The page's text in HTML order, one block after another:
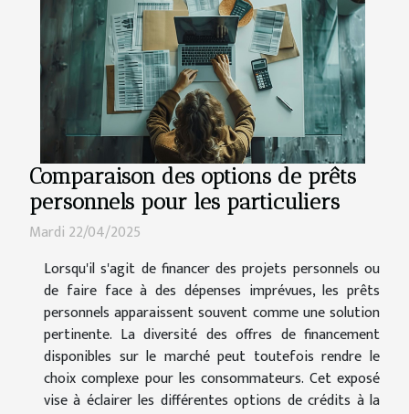
Comparaison des options de prêts
personnels pour les particuliers
Mardi 22/04/2025
Lorsqu'il s'agit de financer des projets personnels ou
de faire face à des dépenses imprévues, les prêts
personnels apparaissent souvent comme une solution
pertinente. La diversité des offres de financement
disponibles sur le marché peut toutefois rendre le
choix complexe pour les consommateurs. Cet exposé
vise à éclairer les différentes options de crédits à la